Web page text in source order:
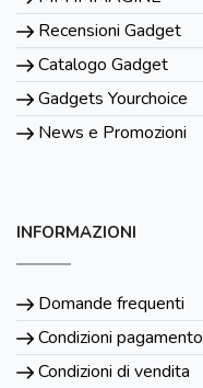
Recensioni Gadget
Catalogo Gadget
Gadgets Yourchoice
News e Promozioni
INFORMAZIONI
Domande frequenti
Condizioni pagamento
Condizioni di vendita